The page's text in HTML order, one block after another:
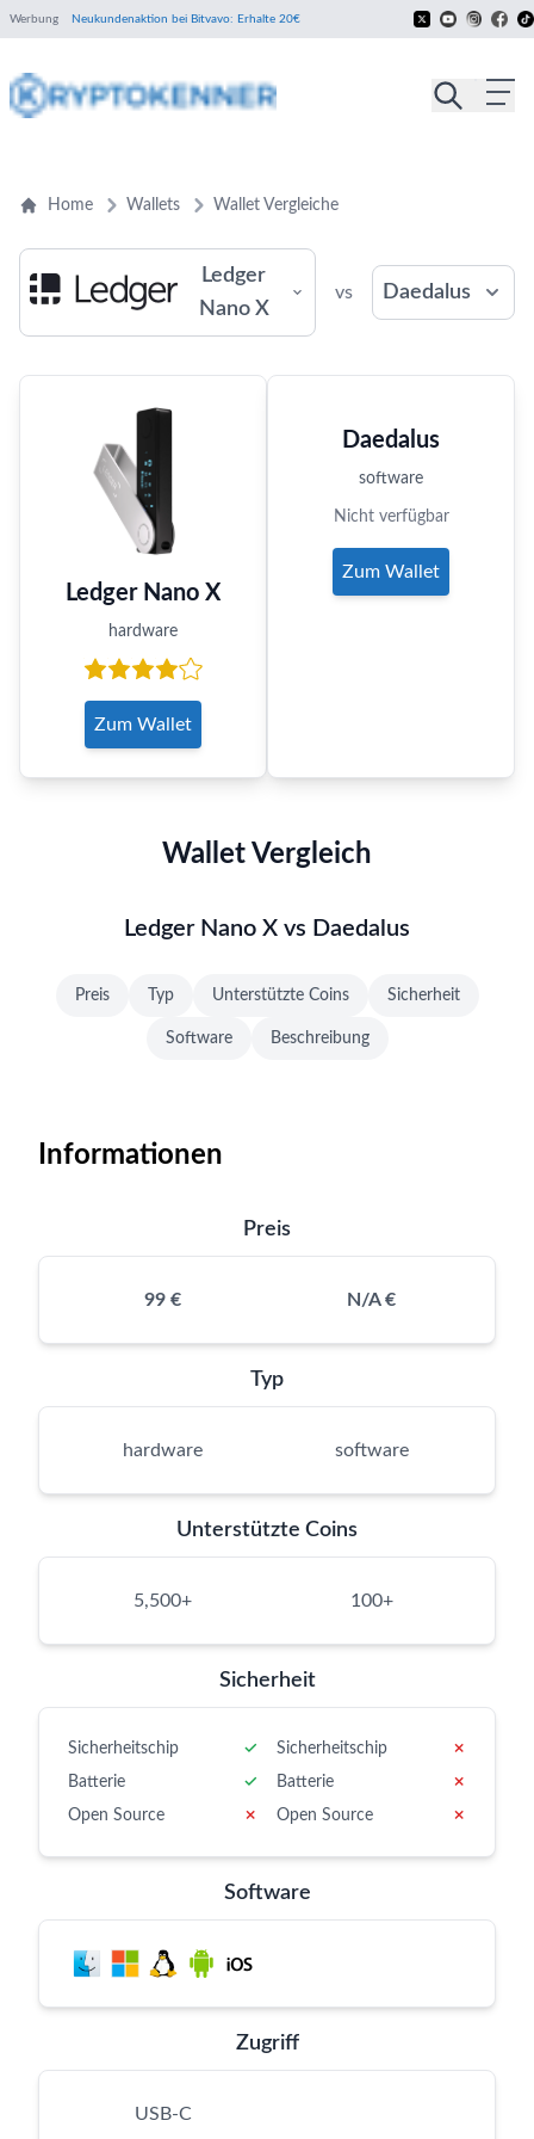
Werbung Neukundenaktion bei Bitvavo: Erhalte 20€
Home Wallets Wallet Vergleiche
Ledger
Nano X
vs Daedalus
Ledger Nano X
hardware
Zum Wallet
Daedalus
software
Nicht verfügbar
Zum Wallet
Wallet Vergleich
Ledger Nano X vs Daedalus
Preis Typ Unterstützte Coins Sicherheit
Software Beschreibung
Informationen
Preis
99 € N/A €
Typ
hardware software
Unterstützte Coins
5,500+ 100+
Sicherheit
Sicherheitschip
✓
Batterie
✓
Open Source
✗
Sicherheitschip
✗
Batterie
✗
Open Source
✗
Software
Zugriff
USB-C